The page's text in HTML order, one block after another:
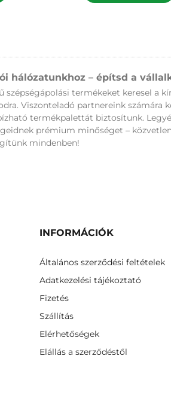
hálózatunkhoz – építsd a
szépségápolási termékeket keresel a
Viszonteladó partnereink számára
termékpalettát biztosítunk.
prémium minőséget –
mindenben!
INFORMÁCIÓK
Általános szerződési feltételek
Adatkezelési tájékoztató
Fizetés
Szállítás
Elérhetőségek
Elállás a szerződéstől